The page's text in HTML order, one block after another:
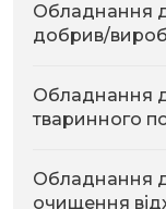
Обладнання
добрив/
Обладнання
тваринного
Обладнання
очищення